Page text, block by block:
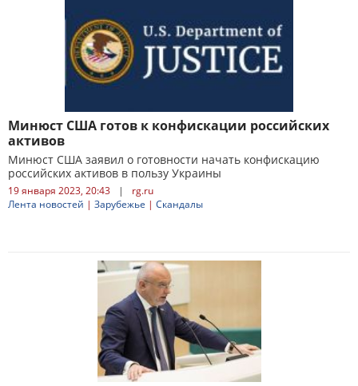
Минюст США готов к конфискации российских
активов
Минюст США заявил о готовности начать конфискацию
российских активов в пользу Украины
19 января 2023, 20:43 |
rg.ru
Лента новостей | Зарубежье | Скандалы